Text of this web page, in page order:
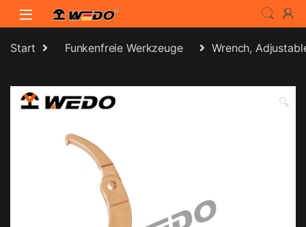
Skip to navigation
Skip to content
Start Funkenfreie Werkzeuge Wrench,
🔍